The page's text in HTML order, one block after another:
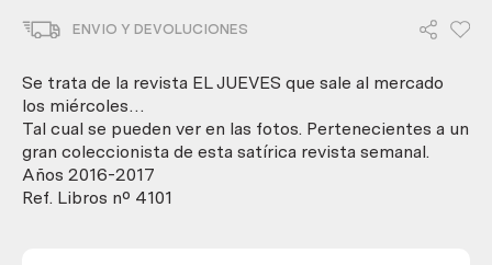
2017.
unidades
diferentes.
ENVIO Y DEVOLUCIONES
Se trata de la revista EL JUEVES que sale al mercado
los miércoles…
Tal cual se pueden ver en las fotos. Pertenecientes a un
gran coleccionista de esta satírica revista semanal.
Años 2016-2017
Ref. Libros nº 4101